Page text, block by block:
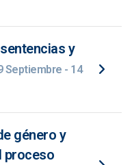
y
Septiembre - 14
género y
proceso